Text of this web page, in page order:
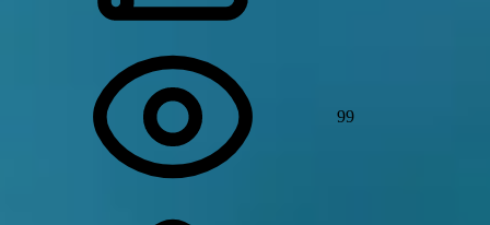
99